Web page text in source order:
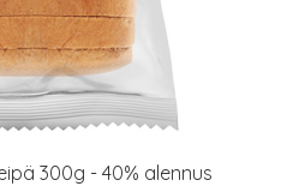
300g - 40% alennus